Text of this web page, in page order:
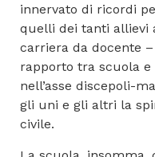
innervato di ricordi
quelli dei tanti allievi
carriera da docente
rapporto tra scuola e
nell’asse discepoli-
gli uni e gli altri la
civile.